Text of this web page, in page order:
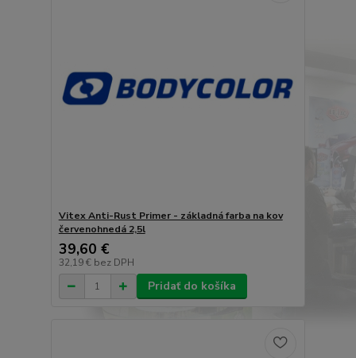
Vitex Anti-Rust Primer - základná farba na kov
červenohnedá 2,5l
39,60 €
32,19 € bez DPH
Pridať do košíka